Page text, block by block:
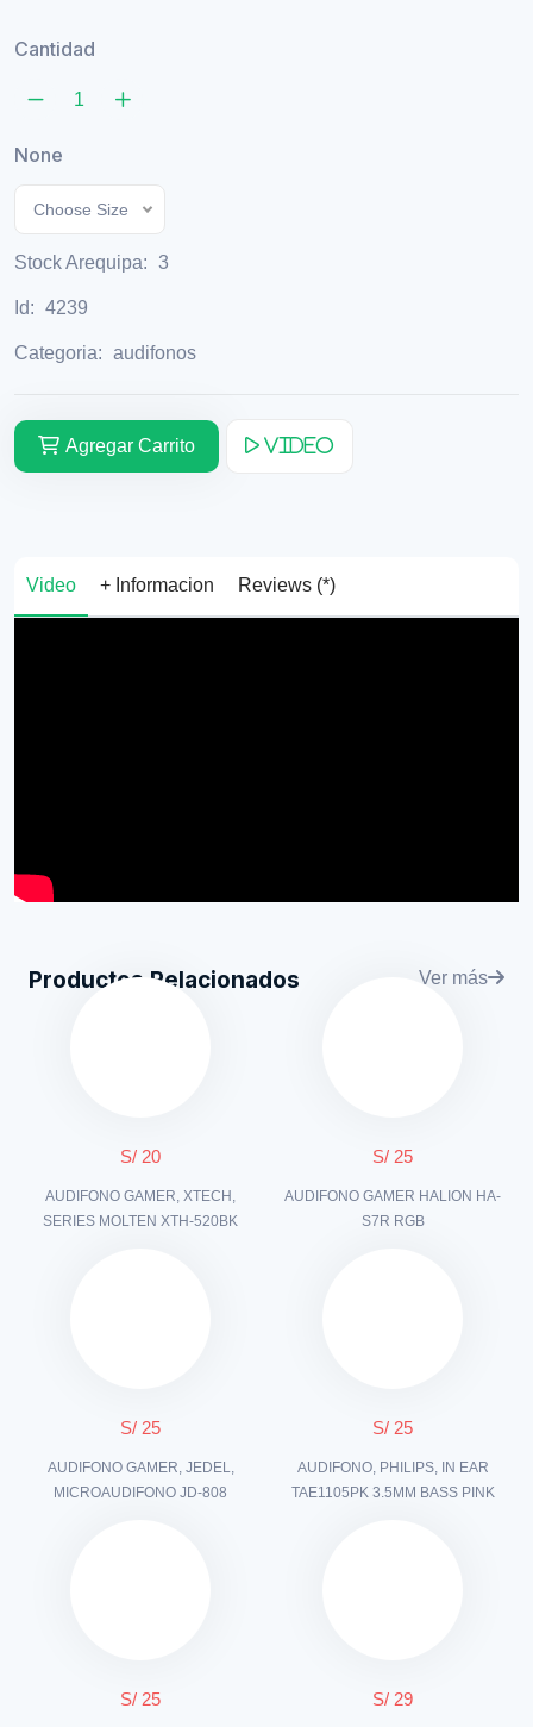
Cantidad
None
Choose Size
Stock Arequipa: 3
Id: 4239
Categoria: audifonos
Agregar Carrito Video
Video + Informacion Reviews (*)
Productos Relacionados Ver más
S/ 20
AUDIFONO GAMER, XTECH,
SERIES MOLTEN XTH-520BK
S/ 25
AUDIFONO GAMER HALION HA-
S7R RGB
S/ 25
AUDIFONO GAMER, JEDEL,
MICROAUDIFONO JD-808
S/ 25
AUDIFONO, PHILIPS, IN EAR
TAE1105PK 3.5MM BASS PINK
S/ 25 S/ 29